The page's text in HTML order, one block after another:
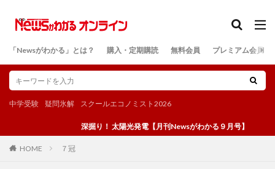
「Newsがわかる」とは？ 購入・定期購読 無料会員 プレミアム会員
中学受験 疑問氷解 スクールエコノミスト2026
深掘り！ 太陽光発電【月刊Newsがわかる９月号】
HOME ７冠
検索